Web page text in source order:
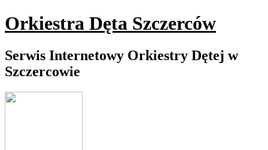
Przewiń
do
Orkiestra Dęta Szczerców
Serwis Internetowy Orkiestry Dętej w
Szczercowie